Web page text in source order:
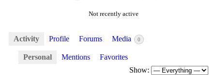
Not recently active
Activity Profile Forums Media 0
Personal Mentions
Favorites
Show: